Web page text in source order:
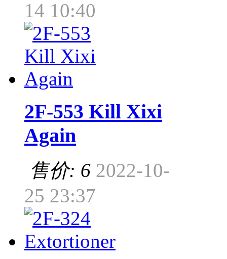
14 10:40
2F-553 Kill Xixi
Again
售价: 6 2022-10-
25 23:37